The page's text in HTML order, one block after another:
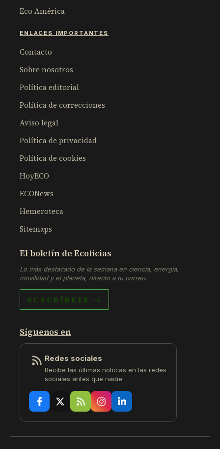
Eco América
ENLACES IMPORTANTES
Contacto
Sobre nosotros
Política editorial
Política de correcciones
Aviso legal
Política de privacidad
Política de cookies
HoyECO
ECONews
Hemeroteca
Sitemaps
El boletín de Ecoticias
Lo más destacado de la semana en ciencia, energía,
movilidad y el planeta, directo a tu correo.
SUSCRÍBETE →
Síguenos en
Redes sociales
Recibe las últimas noticias en las redes
sociales antes que nadie.